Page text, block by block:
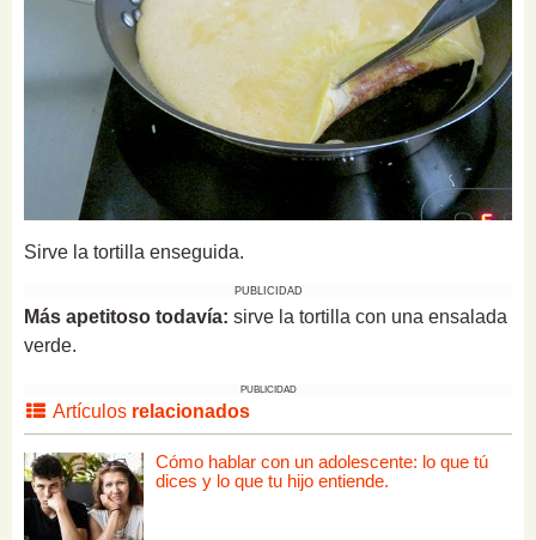
Sirve la tortilla enseguida.
PUBLICIDAD
Más apetitoso todavía: sirve la tortilla con una ensalada
verde.
PUBLICIDAD
Artículos relacionados
Cómo hablar con un adolescente: lo que tú
dices y lo que tu hijo entiende.